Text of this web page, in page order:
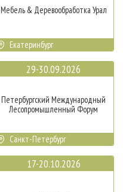
Мебель & Деревообработка Урал
Екатеринбург
29-30.09.2026
Петербургский Международный
Лесопромышленный Форум
Санкт-Петербург
17-20.10.2026